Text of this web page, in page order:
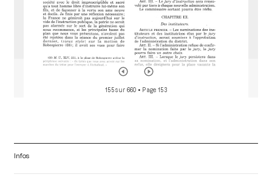
155 sur 660 • Page 153
Infos